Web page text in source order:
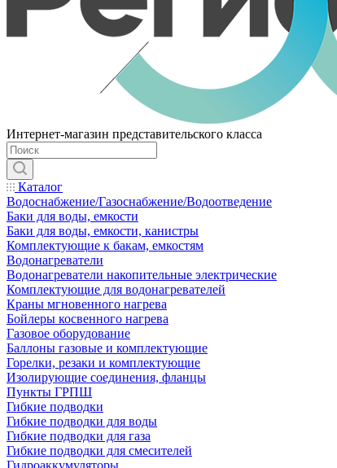
Интернет-магазин представительского класса
Каталог
Водоснабжение/Газоснабжение/Водоотведение
Баки для воды, емкости
Баки для воды, емкости, канистры
Комплектующие к бакам, емкостям
Водонагреватели
Водонагреватели накопительные электрические
Комплектующие для водонагревателей
Краны мгновенного нагрева
Бойлеры косвенного нагрева
Газовое оборудование
Баллоны газовые и комплектующие
Горелки, резаки и комплектующие
Изолирующие соединения, фланцы
Пункты ГРПШ
Гибкие подводки
Гибкие подводки для воды
Гибкие подводки для газа
Гибкие подводки для смесителей
Гидроаккумуляторы